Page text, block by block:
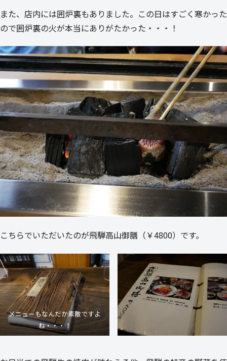
また、店内には囲炉裏もありました。この日はすごく寒かった
ので囲炉裏の火が本当にありがたかった・・・！
こちらでいただいたのが飛騨高山御膳（￥4800）です。
メニューもなんだか素敵ですよ
ね・・・！